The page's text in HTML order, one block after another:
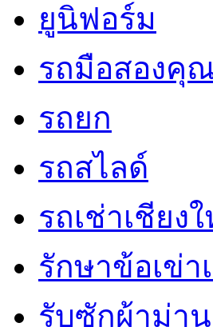
ยูนิฟอร์ม
รถมือสองคุ
รถยก
รถสไลด์
รถเช่าเชียง
รักษาข้อเข่า
รับซักผ้าม่าน